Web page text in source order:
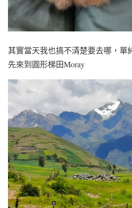
其實當天我也搞不清楚要去哪，單
先來到圓形梯田Moray